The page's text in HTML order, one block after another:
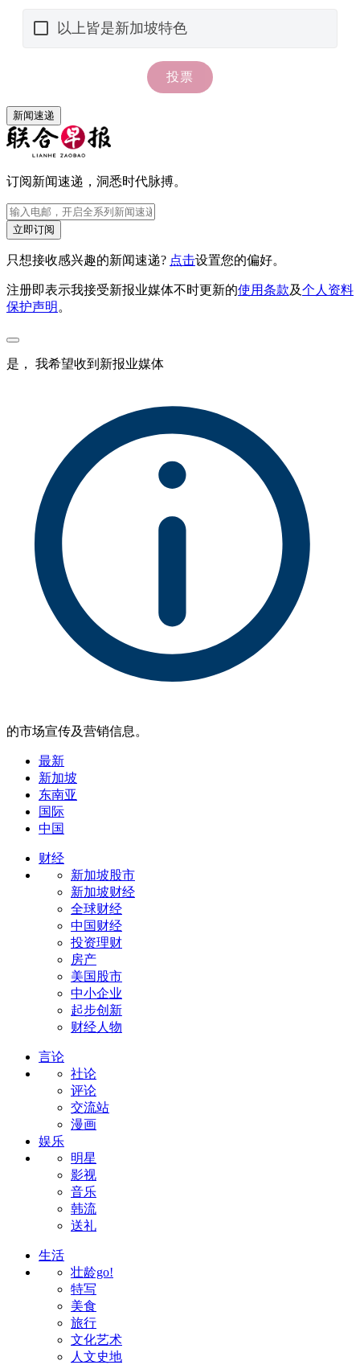
新闻速递
订阅新闻速递，洞悉时代脉搏。
立即订阅
只想接收感兴趣的新闻速递? 点击设置您的偏好。
注册即表示我接受新报业媒体不时更新的使用条款及个人资料
保护声明 。
是， 我希望收到新报业媒体
的市场宣传及营销信息。
最新
新加坡
东南亚
国际
中国
财经
新加坡股市
新加坡财经
全球财经
中国财经
投资理财
房产
美国股市
中小企业
起步创新
财经人物
言论
社论
评论
交流站
漫画
娱乐
明星
影视
音乐
韩流
送礼
生活
壮龄go!
特写
美食
旅行
文化艺术
人文史地